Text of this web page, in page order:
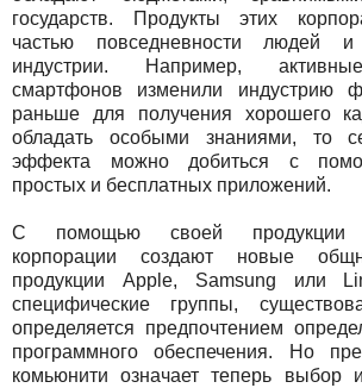
государств. Продукты этих
частью повседневности людей
индустрии. Например,
смартфонов изменили индустрию
раньше для получения хорошего
обладать особыми знаниями, то
эффекта можно добиться с
простых и бесплатных приложений.
С помощью своей продукции
корпорации создают новые
продукции Apple, Samsung или
специфические группы,
определяется предпочтением
программного обеспечения. Но
комьюнити означает теперь выбор